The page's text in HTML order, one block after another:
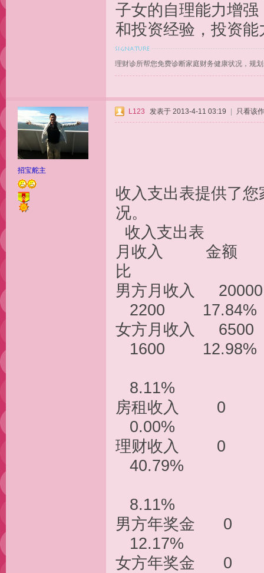
子女的自理能力增
和投资经验，投资
理财诊所帮您免费诊断家庭财务健康状况，规
招宝舵主
L123 发表于 2013-4-11 03:19 只看该
收入支出表提供了
况
收入
月收入 金
比
男方月收入
2200 17.84%
女方月收入
1600 12.98%
8.11%
房租收入
0.00%
理财收入 0
40.79%
8.11%
男方年奖
12.17%
女方年奖